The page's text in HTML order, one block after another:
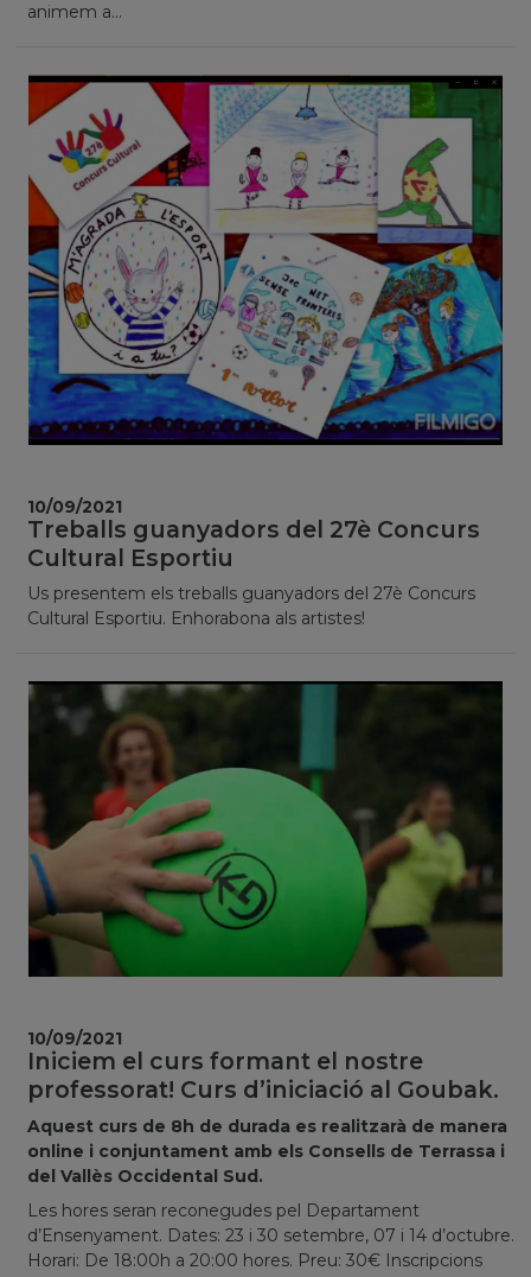
animem a...
Treballs guanyadors del 27è Concurs
Cultural Esportiu
Us presentem els treballs guanyadors del 27è Concurs
Cultural Esportiu. Enhorabona als artistes!
10/09/2021
Iniciem el curs formant el nostre
professorat! Curs d’iniciació al Goubak.
Aquest curs de 8h de durada es realitzarà de manera
online i conjuntament amb els Consells de Terrassa i
del Vallès Occidental Sud.
Les hores seran reconegudes pel Departament
d’Ensenyament. Dates: 23 i 30 setembre, 07 i 14 d’octubre.
Horari: De 18:00h a 20:00 hores. Preu: 30€ Inscripcions
10/09/2021